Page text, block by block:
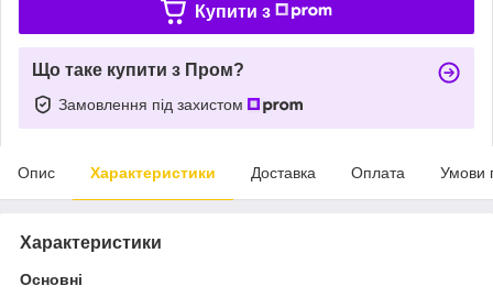
Купити з
Що таке купити з Пром?
Замовлення під захистом
Опис Характеристики Доставка Оплата Умови
Характеристики
Основні